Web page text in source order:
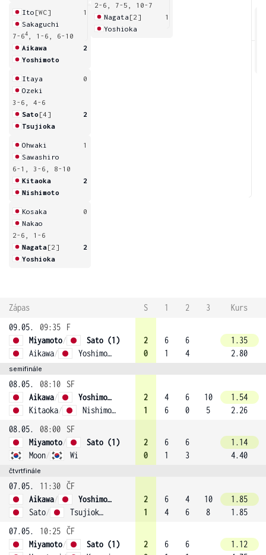
Ito [WC]
1
Sakaguchi
7-64
, 1-6, 6-10
Aikawa
2
Yoshimoto
Itaya
0
Ozeki
3-6, 4-6
Sato [4]
2
Tsujioka
Ohwaki
1
Sawashiro
6-1, 3-6, 8-10
Kitaoka
2
Nishimoto
Kosaka
0
Nakao
2-6, 1-6
Nagata[2]
2
Yoshioka
2-6, 7-5, 10-7
Nagata [2]
1
Yoshioka
Zápas S 1 2 3
Kurs
09.05.
09:35
F
Miyamoto/
Sato (1)
Aikawa/ Yoshimoto
2
0
6
1
6
4
1.35
2.80
semifinále
08.05. 08:10
SF
Aikawa/
Yoshimoto
Kitaoka/ Nishimoto
2
1
4
6
6
0
10
5
1.54
2.26
08.05.
08:00
SF
Miyamoto/
Sato (1)
Moon/ Wi
2
0
6
1
6
3
1.14
4.40
čtvrtfinále
07.05. 11:30 ČF
Aikawa/
Yoshimoto
Sato/ Tsujioka (4)
2
1
6
4
4
6
10
8
1.85
1.85
07.05.
10:25 ČF
Miyamoto/
Sato (1)
2
6
6
1.12